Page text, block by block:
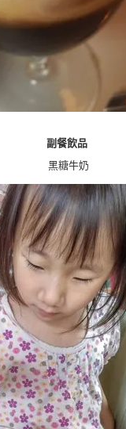
副餐飲品
黑糖牛奶